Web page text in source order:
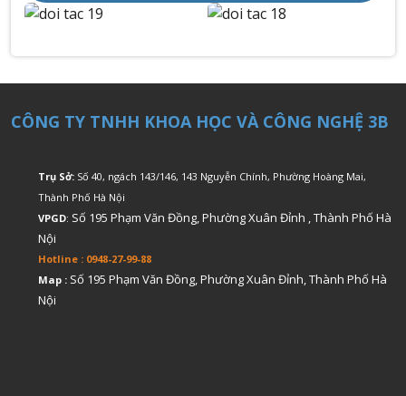
CÔNG TY TNHH KHOA HỌC VÀ CÔNG NGHỆ 3B
Trụ Sở: Số 40, ngách 143/146, 143 Nguyễn Chính, Phường Hoàng Mai,
Thành Phố Hà Nội
VPGD: Số 195 Phạm Văn Đồng, Phường Xuân Đỉnh , Thành Phố Hà
Nội
Hotline : 0948-27-99-88
Map : Số 195 Phạm Văn Đồng, Phường Xuân Đỉnh, Thành Phố Hà
Nội